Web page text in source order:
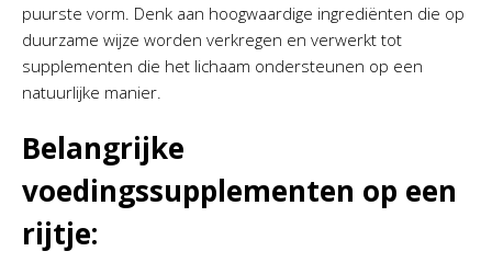
puurste vorm. Denk aan hoogwaardige ingrediënten die op
duurzame wijze worden verkregen en verwerkt tot
supplementen die het lichaam ondersteunen op een
natuurlijke manier.
Belangrijke
voedingssupplementen op een
rijtje: